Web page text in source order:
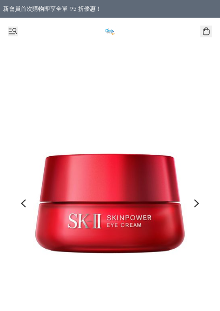
新會員首次購物即享全單 95 折優惠！
購物滿 HKD 800.00即享免運費優惠！（適用於 本地送貨、本地取貨 )